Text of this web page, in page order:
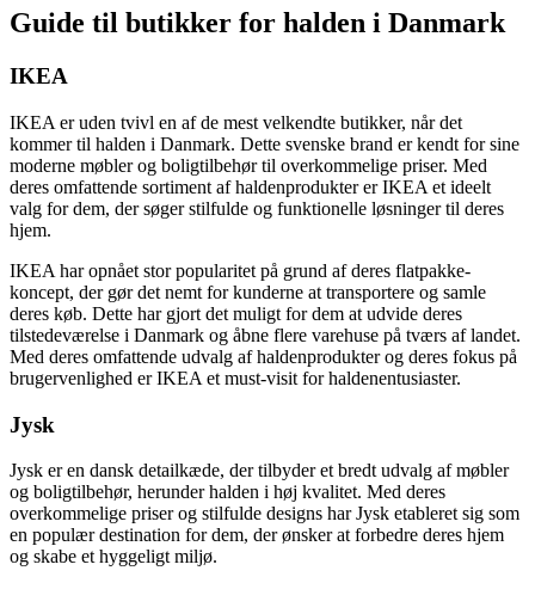
Guide til butikker for halden i Danmark
IKEA
IKEA er uden tvivl en af ​​de mest velkendte butikker, når det
kommer til halden i Danmark. Dette svenske brand er kendt for sine
moderne møbler og boligtilbehør til overkommelige priser. Med
deres omfattende sortiment af haldenprodukter er IKEA et ideelt
valg for dem, der søger stilfulde og funktionelle løsninger til deres
hjem.
IKEA har opnået stor popularitet på grund af deres flatpakke-
koncept, der gør det nemt for kunderne at transportere og samle
deres køb. Dette har gjort det muligt for dem at udvide deres
tilstedeværelse i Danmark og åbne flere varehuse på tværs af landet.
Med deres omfattende udvalg af haldenprodukter og deres fokus på
brugervenlighed er IKEA et must-visit for haldenentusiaster.
Jysk
Jysk er en dansk detailkæde, der tilbyder et bredt udvalg af møbler
og boligtilbehør, herunder halden i høj kvalitet. Med deres
overkommelige priser og stilfulde designs har Jysk etableret sig som
en populær destination for dem, der ønsker at forbedre deres hjem
og skabe et hyggeligt miljø.